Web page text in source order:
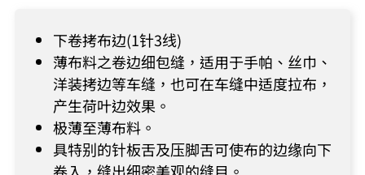
下卷拷布边(1针3线)
薄布料之卷边细包缝，适用于手帕、丝巾、
洋装拷边等车缝，也可在车缝中适度拉布，
产生荷叶边效果。
极薄至薄布料。
具特别的针板舌及压脚舌可使布的边缘向下
卷入，缝出细密美观的缝目。